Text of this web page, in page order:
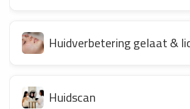
Huidverbetering gelaat &
Huidscan